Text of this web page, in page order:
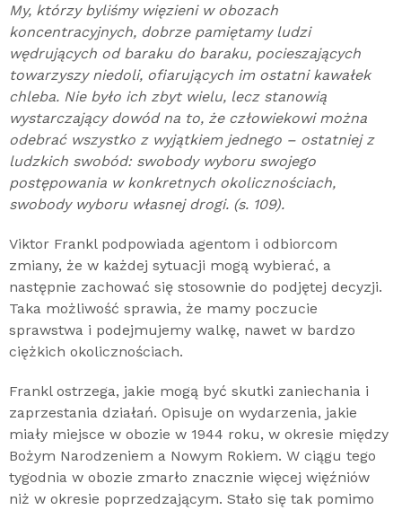
My, którzy byliśmy więzieni w obozach
koncentracyjnych, dobrze pamiętamy ludzi
wędrujących od baraku do baraku, pocieszających
towarzyszy niedoli, ofiarujących im ostatni kawałek
chleba. Nie było ich zbyt wielu, lecz stanowią
wystarczający dowód na to, że człowiekowi można
odebrać wszystko z wyjątkiem jednego – ostatniej z
ludzkich swobód: swobody wyboru swojego
postępowania w konkretnych okolicznościach,
swobody wyboru własnej drogi. (s. 109).
Viktor Frankl podpowiada agentom i odbiorcom
zmiany, że w każdej sytuacji mogą wybierać, a
następnie zachować się stosownie do podjętej decyzji.
Taka możliwość sprawia, że mamy poczucie
sprawstwa i podejmujemy walkę, nawet w bardzo
ciężkich okolicznościach.
Frankl ostrzega, jakie mogą być skutki zaniechania i
zaprzestania działań. Opisuje on wydarzenia, jakie
miały miejsce w obozie w 1944 roku, w okresie między
Bożym Narodzeniem a Nowym Rokiem. W ciągu tego
tygodnia w obozie zmarło znacznie więcej więźniów
niż w okresie poprzedzającym. Stało się tak pomimo